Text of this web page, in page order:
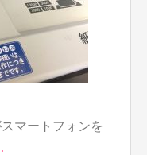
マートフォンを